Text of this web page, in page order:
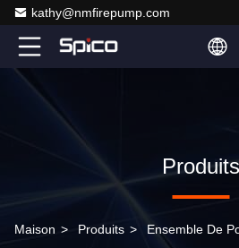
kathy@nmfirepump.com
Produits
Maison > Produits > Ensemble De